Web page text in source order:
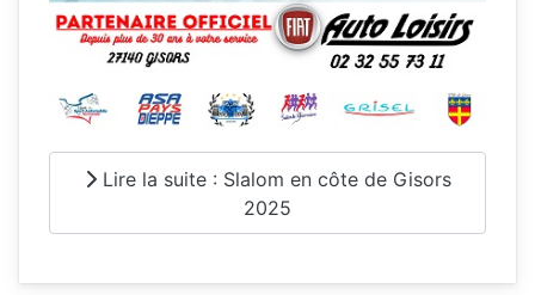
Lire la suite : Slalom en côte de Gisors
2025